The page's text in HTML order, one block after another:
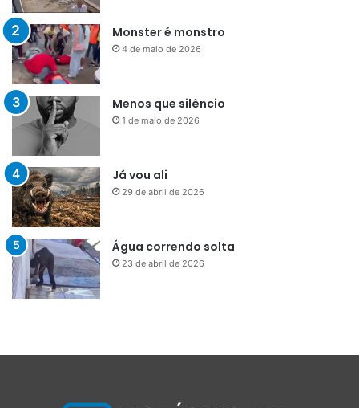
Monster é monstro
4 de maio de 2026
Menos que silêncio
1 de maio de 2026
Já vou ali
29 de abril de 2026
Água correndo solta
23 de abril de 2026